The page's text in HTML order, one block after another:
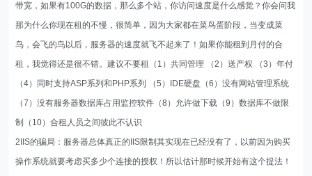
带宽，如果有100G的数据，那么多个站，你访问速度是什么感觉？你会问我
那为什么你现在租的不慢，很简单，因为大家都在菜鸟蛋阶段，当变成菜
鸟，会飞的鸟以后，服务器的速度就飞不起来了！如果你能租到月付的合
租，我觉得还是很不错。建议不要租（1）共同管理 （2）送产权 （3）年付
（4）同时支持ASP系列和PHP系列 （5）IDE硬盘（6）没有网站管理系统
（7）没有服务器数据库占用监控软件（8）允许做下载（9）数据库不做限
制（10）合租人员之间彼此不认识
2IIS的骗局：服务器总体真正的IIS限制其实现在已经没有了，以前因为购买
操作系统就要考虑买多少个连接的授权！所以估计那时候开始有这个提法！